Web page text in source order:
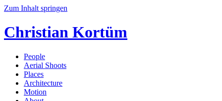
Zum Inhalt springen
Christian Kortüm
People
Aerial Shoots
Places
Architecture
Motion